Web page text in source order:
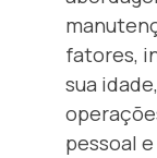
fatores,
sua
pessoal